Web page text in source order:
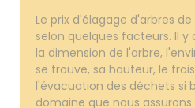
Le prix d'élagage d'arbres
selon quelques facteurs. Il
la dimension de l'arbre,
se trouve, sa hauteur, le
l'évacuation des déchets si
domaine que nous